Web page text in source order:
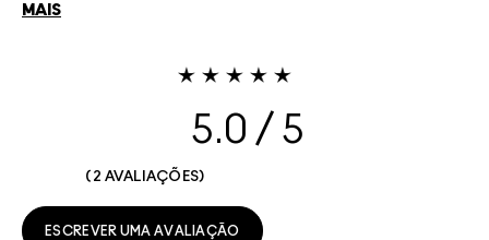
MAIS
5.0
2 AVALIAÇÕES
ESCREVER UMA AVALIAÇÃO